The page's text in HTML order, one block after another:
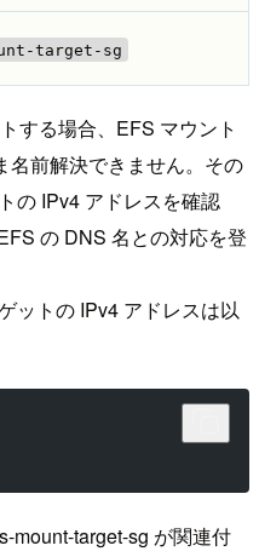
target-sg
する場合、EFS マウント
名前解決できません。その
の IPv4 アドレスを確認
の DNS 名との対応を登
ットの IPv4 アドレスは以
mount-target-sg が関連付